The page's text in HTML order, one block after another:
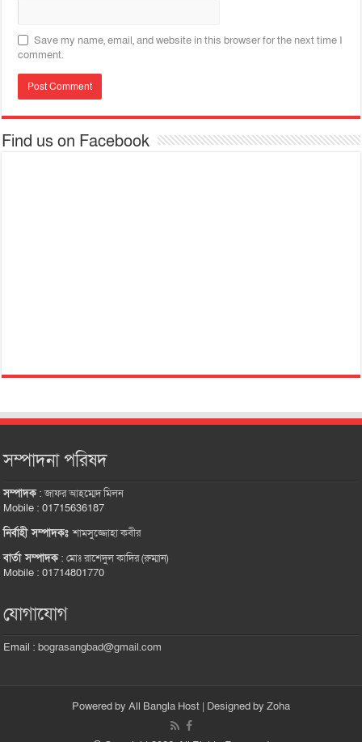
Save my name, email, and website in this browser for the next time I
comment.
Find us on Facebook
সম্পাদনা পরিষদ
সম্পাদক:জাফর আহম্মেদ মিলন
Mobile : 01715636187
নির্বাহী সম্পাদকঃশামসুজ্জোহা কবীর
বার্তা সম্পাদক:মোঃ রাশেদুল কাদির (রুম্মান)
Mobile : 01714801770
যোগাযোগ
Email :bograsangbad@gmail.com
Powered by All Bangla Host | Designed by Zoha